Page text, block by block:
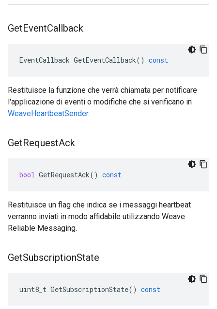
GetEventCallback
EventCallback GetEventCallback() const
Restituisce la funzione che verrà chiamata per notificare
l'applicazione di eventi o modifiche che si verificano in
WeaveHeartbeatSender.
GetRequestAck
bool GetRequestAck() const
Restituisce un flag che indica se i messaggi heartbeat
verranno inviati in modo affidabile utilizzando Weave
Reliable Messaging.
GetSubscriptionState
uint8_t GetSubscriptionState() const